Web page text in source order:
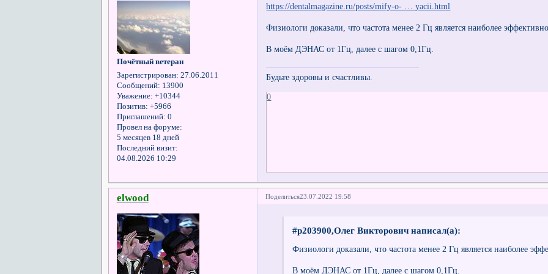
Почётный ветеран
Зарегистрирован: 27.06.2011
Сообщений: 13900
Уважение: +10344
Позитив: +5966
Приглашений: 0
Провел на форуме:
5 месяцев 18 дней
Последний визит:
04.08.2026 10:29
https://dentalmagazine.ru/posts/mify-o- … yacii.html
Физиологи доказали, что частота менее 2 Гц является наиболее
В моём ДЭНАС от 1Гц, далее с шагом 0,1Гц.
Будьте здоровы и счастливы.
0
Поделиться23.07.2022 19:58
elwood
#p203900,Олег Викторович написал(а):
Физиологи доказали, что частота менее 2 Гц является наиболее
В моём ДЭНАС от 1Гц, далее с шагом 0,1Гц.